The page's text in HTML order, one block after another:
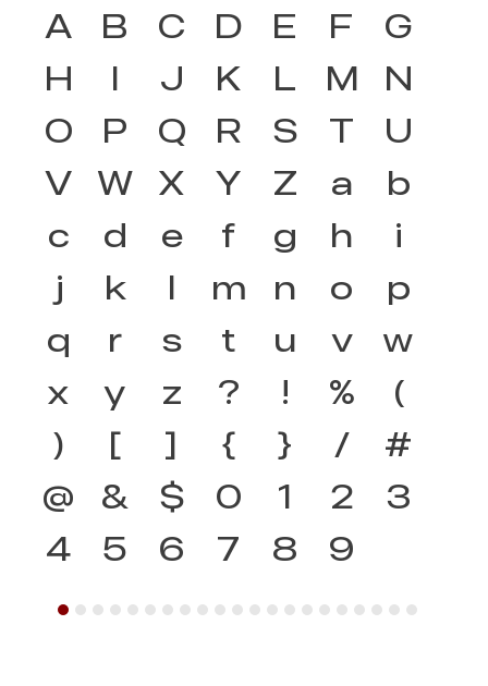
A B C D E F
G
H
I J K L M
N
O
P Q R S T
U
V
W X Y Z a
b
c
d e f g h
i
j
k l m n o
p
q
r s t u v
w
x
y z ? ! %
(
)
[ ] { } /
#
@
& $ 0 1 2
3
4
5 6 7 8 9